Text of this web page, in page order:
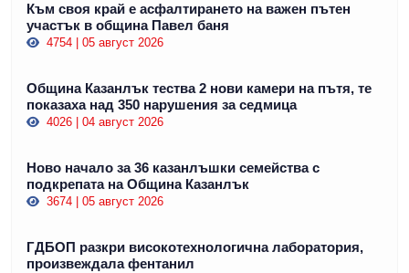
Към своя край е асфалтирането на важен пътен
участък в община Павел баня
4754 | 05 август 2026
Община Казанлък тества 2 нови камери на пътя, те
показаха над 350 нарушения за седмица
4026 | 04 август 2026
Ново начало за 36 казанлъшки семейства с
подкрепата на Община Казанлък
3674 | 05 август 2026
ГДБОП разкри високотехнологична лаборатория,
произвеждала фентанил